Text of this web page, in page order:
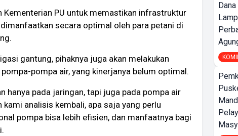
PU untuk memastikan infrastruktur
secara optimal oleh para petani di
gantung, pihaknya juga akan melakukan
pompa air, yang kinerjanya belum optimal.
hanya pada jaringan, tapi juga pada pompa air
analisis kembali, apa saja yang perlu
pompa bisa lebih efisien, dan manfaatnya bagi